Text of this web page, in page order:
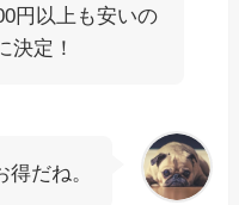
円以上も安いの
決定！
得だね。